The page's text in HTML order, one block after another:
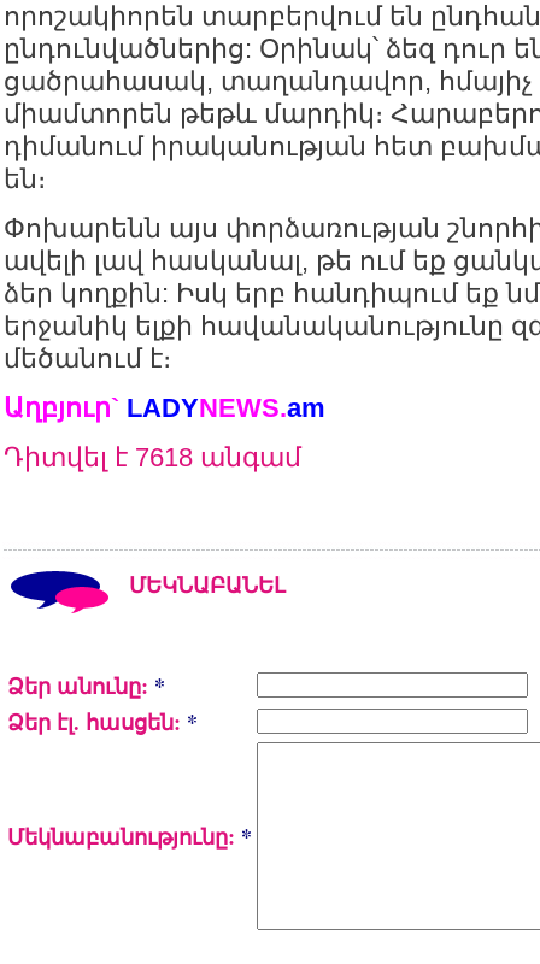
որոշակիորեն տարբերվում են
ընդունվածներից: Օրինակ՝ ձեզ դուր
ցածրահասակ, տաղանդավոր, հմայիչ
միամտորեն թեթև մարդիկ։
դիմանում իրականության հետ
են։
Փոխարենն այս փորձառության
ավելի լավ հասկանալ, թե ում եք
ձեր կողքին: Իսկ երբ հանդիպում եք
երջանիկ ելքի հավանականությունը
մեծանում է։
Աղբյուր` LADYNEWS.am
Դիտվել է 7618 անգամ
ՄԵԿՆԱԲԱՆԵԼ
Ձեր անունը: *
Ձեր էլ. հասցեն: *
Մեկնաբանությունը: *